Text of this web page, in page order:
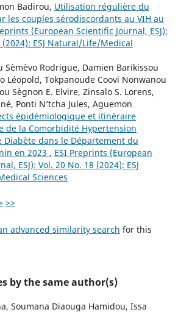
Badirou, Utilisation régulière du
les couples sérodiscordants au VIH au
(European Scientific Journal, ESJ):
(2024): ESJ Natural/Life/Medical
Sèmèvo Rodrigue, Damien Barikissou
Léopold, Tokpanoude Coovi Nonwanou
Sègnon E. Elvire, Zinsalo S. Lorens,
Ponti N’tcha Jules, Aguemon
épidémiologique et itinéraire
de la Comorbidité Hypertension
Diabète dans le Département du
en 2023 , ESI Preprints (European
ESJ): Vol. 20 No. 18 (2024): ESJ
Sciences
>>
advanced similarity search for this
by the same author(s)
Soumana Diaouga Hamidou, Issa